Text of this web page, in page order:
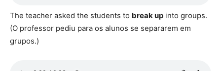
The teacher asked the students to break up into groups.
(O professor pediu para os alunos se separarem em
grupos.)